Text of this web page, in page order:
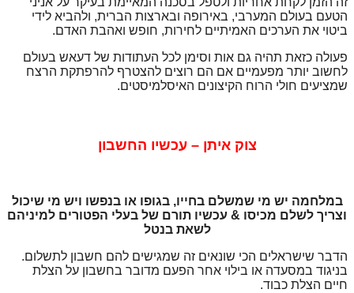
הטעם בעולם המערבי, באירופה ובארצות הברית, ולהביא לידי
ביטוי את הערכים האמיתיים לחירות, חופש ואהבת האדם.
פעולה כזאת תהיה גם אות וסימן לכל העתודות של דעאש בעולם
לחשוב יותר מפעמיים אם הם רוצים להצטרף להרפתקת הרצח
שמציעים חולי הרוח הקיצונים האיסלמיסטים.
צוק איתן – עכשיו החשבון
במלחמה יש מי שמשלם בחייו, בגופו או בנפשו ויש מי שיכול
וצריך לשלם מכיסו & עכשיו תורם של בעלי הפטורים למיניהם
לשאת בנטל
הדבר שישראלים הכי שונאים זה שמגישים להם חשבון לתשלום.
בניגוד במסעדה או בילוי אחר הפעם מדובר בחשבון על הצלת
חיים הצלת כבוד.